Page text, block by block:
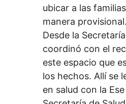
ubicar a las
manera provisional.
Desde la
coordinó con el
este espacio que
los hechos. Allí se
en salud con la